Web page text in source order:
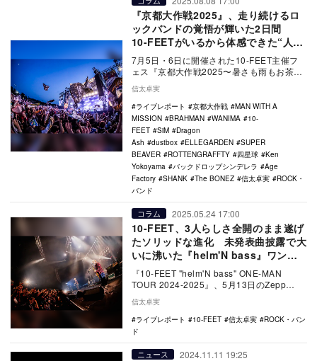
『京都大作戦2025』、走り続けるロ
ックバンドの覚悟が輝いた2日間
10-FEETがいるから体感できた“人生
の真髄”
7月5日・6日に開催された10-FEET主催フ
ェス『京都大作戦2025〜暑さも雨もお茶の
こ祭祭〜』の模様を総括してレポートす
る。
信太卓実
ライブレポート
京都大作戦
MAN WITH A
MISSION
BRAHMAN WANIMA
10-
FEET
SiM
Dragon
Ash
dustbox ELLEGARDEN
SUPER
BEAVER
ROTTENGRAFFTY 四星球
Ken
Yokoyama
バックドロップシンデレラ
Age
Factory
SHANK The BONEZ 信太卓実
ROCK・
バンド
コラム 2025.05.24 17:00
10-FEET、3人らしさ全開のまま遂げ
たソリッドな進化 未発表曲披露で大
いに沸いた『helm'N bass』ワンマ
ン
『10-FEET "helm'N bass" ONE-MAN
TOUR 2024-2025』、5月13日のZepp
Haneda…
信太卓実
ライブレポート
10-FEET 信太卓実
ROCK・バン
ド
ニュース 2024.11.11 19:25